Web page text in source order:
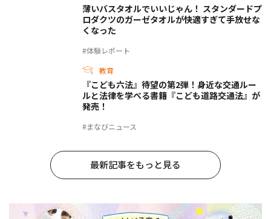
#体験レポート
薄いバスタオルでいいじゃん！ スタンダードプ
ロダクツのガーゼタオルが快適すぎて手放せな
くなった
教育
#まなびニュース
『こども六法』待望の第2弾！身近な交通ルー
ルと法律を学べる書籍『こども道路交通法』が
発売！
最新記事をもっと見る